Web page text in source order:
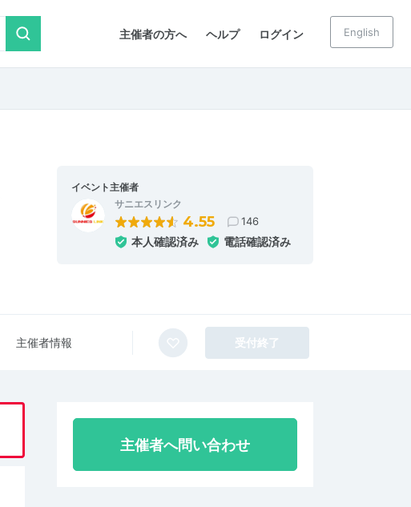
主催者の方へ ヘルプ ログイン English
イベント主催者
サニエスリンク
4.55 146
本人確認済み 電話確認済み
主催者情報 受付終了
主催者へ問い合わせ